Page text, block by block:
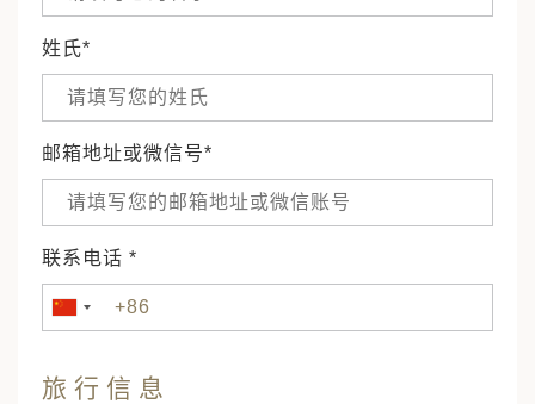
姓氏*
邮箱地址或微信号*
联系电话 *
旅行信息